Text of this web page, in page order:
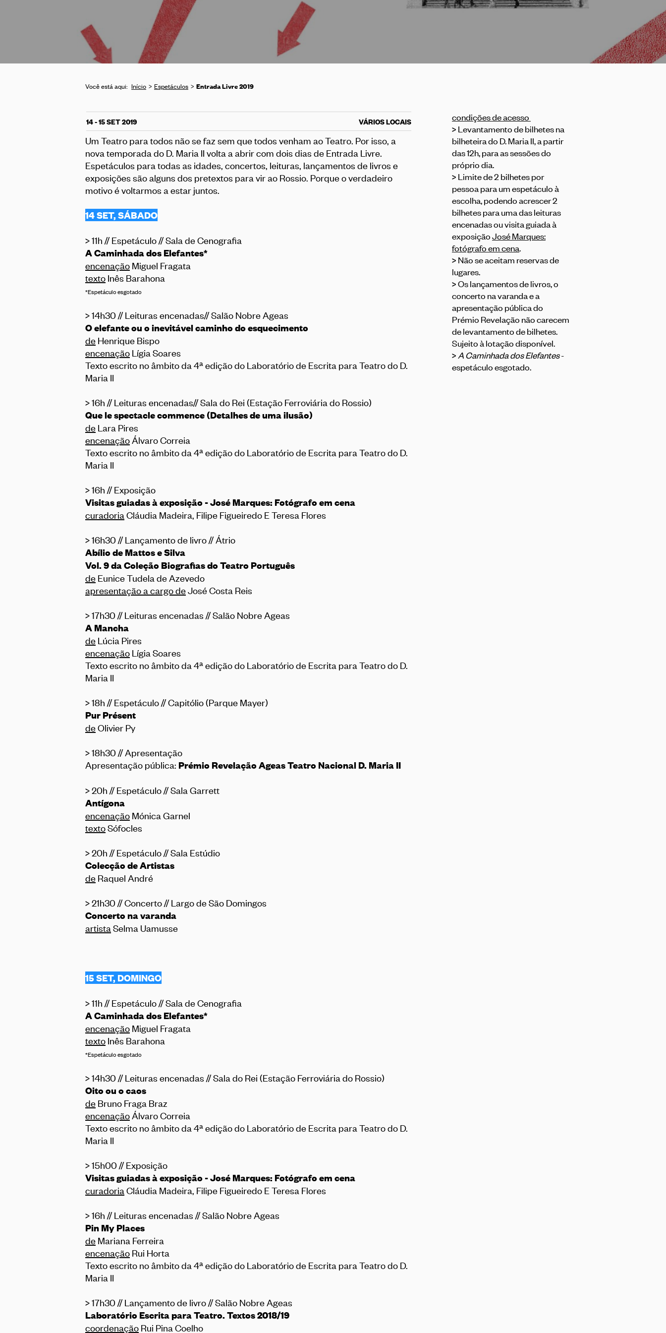
Você está aqui: Início Espetáculos Entrada Livre 2019
14 - 15 SET 2019 VÁRIOS LOCAIS
condições de acesso
> Levantamento de bilhetes na
bilheteira do D. Maria II, a partir
das 12h, para as sessões do
próprio dia.
> Limite de 2 bilhetes por
pessoa para um espetáculo à
escolha, podendo acrescer 2
bilhetes para uma das leituras
encenadas ou visita guiada à
exposiçãoJosé Marques:
fotógrafo em cena.
> Não se aceitam reservas de
lugares.
> Os lançamentos de livros, o
concerto na varanda e a
apresentação pública do
Prémio Revelação não carecem
de levantamento de bilhetes.
Sujeito à lotação disponível.
> A Caminhada dos Elefantes-
espetáculo esgotado.
Um Teatro para todos não se faz sem que todos venham ao Teatro. Por isso, a
nova temporada do D. Maria II volta a abrir com dois dias de Entrada Livre.
Espetáculos para todas as idades, concertos, leituras, lançamentos de livros e
exposições são alguns dos pretextos para vir ao Rossio. Porque o verdadeiro
motivo é voltarmos a estar juntos.
14 SET, SÁBADO
> 11h // Espetáculo // Sala de Cenografia
A Caminhada dos Elefantes*
encenação Miguel Fragata
texto Inês Barahona
*Espetáculo esgotado
> 14h30 // Leituras encenadas// Salão Nobre Ageas
O elefante ou o inevitável caminho do esquecimento
de Henrique Bispo
encenação Lígia Soares
Texto escrito no âmbito da 4ª edição do Laboratório de Escrita para Teatro do D.
Maria II
> 16h // Leituras encenadas// Sala do Rei (Estação Ferroviária do Rossio)
Que le spectacle commence (Detalhes de uma ilusão)
de Lara Pires
encenaçãoÁlvaro Correia
Texto escrito no âmbito da 4ª edição do Laboratório de Escrita para Teatro do D.
Maria II
> 16h // Exposição
Visitas guiadas à exposição - José Marques: Fotógrafo em cena
curadoria Cláudia Madeira, Filipe Figueiredo E Teresa Flores
> 16h30 // Lançamento de livro // Átrio
Abílio de Mattos e Silva
Vol. 9 da Coleção Biografias do Teatro Português
de Eunice Tudela de Azevedo
apresentação a cargo deJosé Costa Reis
> 17h30 // Leituras encenadas // Salão Nobre Ageas
A Mancha
de Lúcia Pires
encenação Lígia Soares
Texto escrito no âmbito da 4ª edição do Laboratório de Escrita para Teatro do D.
Maria II
> 18h // Espetáculo // Capitólio (Parque Mayer)
Pur Présent
deOlivier Py
> 18h30 // Apresentação
Apresentação pública: Prémio Revelação Ageas Teatro Nacional D. Maria II
> 20h // Espetáculo // Sala Garrett
Antígona
encenação Mónica Garnel
textoSófocles
> 20h // Espetáculo // Sala Estúdio
Colecção de Artistas
de Raquel André
> 21h30 // Concerto // Largo de São Domingos
Concerto na varanda
artista Selma Uamusse
15 SET, DOMINGO
> 11h // Espetáculo // Sala de Cenografia
A Caminhada dos Elefantes*
encenação Miguel Fragata
texto Inês Barahona
*Espetáculo esgotado
> 14h30 // Leituras encenadas // Sala do Rei (Estação Ferroviária do Rossio)
Oito ou o caos
de Bruno Fraga Braz
encenaçãoÁlvaro Correia
Texto escrito no âmbito da 4ª edição do Laboratório de Escrita para Teatro do D.
Maria II
> 15h00 // Exposição
Visitas guiadas à exposição - José Marques: Fotógrafo em cena
curadoria Cláudia Madeira, Filipe Figueiredo E Teresa Flores
> 16h // Leituras encenadas // Salão Nobre Ageas
Pin My Places
de Mariana Ferreira
encenação Rui Horta
Texto escrito no âmbito da 4ª edição do Laboratório de Escrita para Teatro do D.
Maria II
> 17h30 // Lançamento de livro // Salão Nobre Ageas
Laboratório Escrita para Teatro. Textos 2018/19
coordenação Rui Pina Coelho